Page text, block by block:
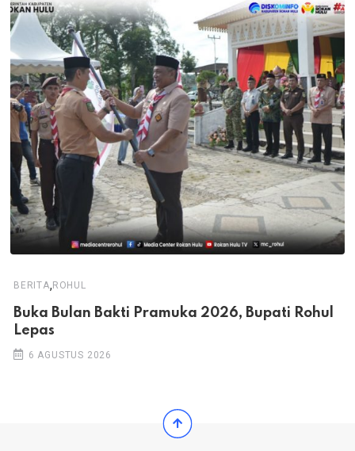
BERITA,ROHUL
Buka Bulan Bakti Pramuka 2026, Bupati Rohul
Lepas
6 AGUSTUS 2026